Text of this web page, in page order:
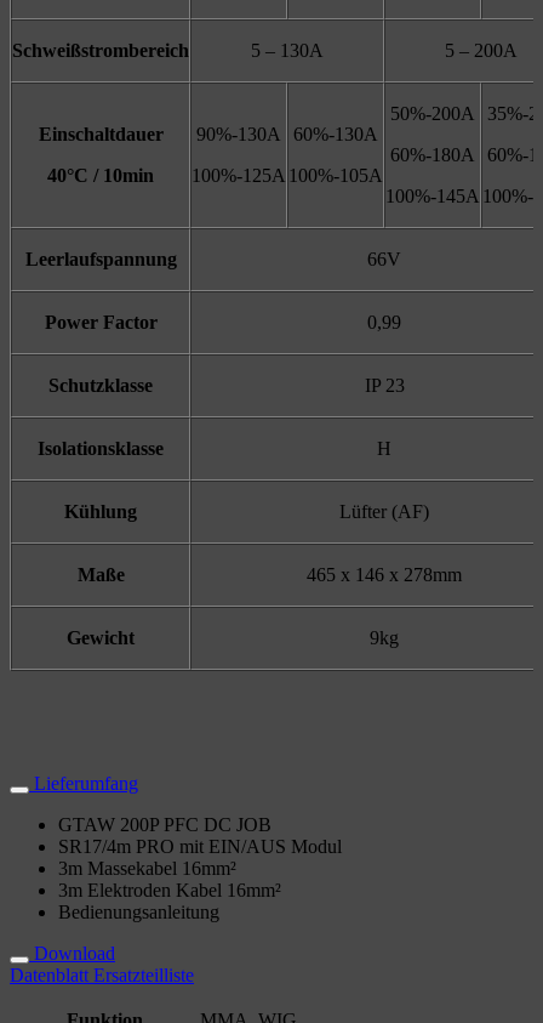
Schweißstrombereich 5 – 130A 5 – 200A
Einschaltdauer
40°C / 10min
90%-130A
100%-125A
60%-130A
100%-105A
50%-200A
60%-180A
100%-145A
35%-
60%-
100%-
Leerlaufspannung 66V
Power Factor 0,99
Schutzklasse IP 23
Isolationsklasse H
Kühlung Lüfter (AF)
Maße 465 x 146 x 278mm
Gewicht 9kg
Lieferumfang
GTAW 200P PFC DC JOB
SR17/4m PRO mit EIN/AUS Modul
3m Massekabel 16mm²
3m Elektroden Kabel 16mm²
Bedienungsanleitung
Download
Datenblatt Ersatzteilliste